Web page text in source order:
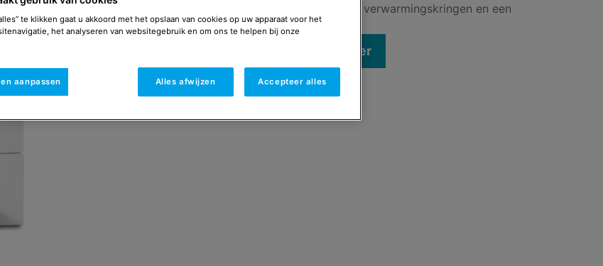
weersafhankelijke regeling die tot drie verwarmingskringen en een
boilerkring kan aansturen.
Contact met de accountmanager
te klikken gaat u akkoord met het opslaan van cookies op uw apparaat voor het
het analyseren van websitegebruik en om ons te helpen bij onze
aanpassen Alles afwijzen Accepteer alles